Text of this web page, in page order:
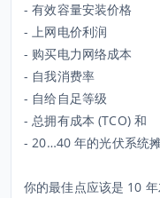
- 有效容量安装价格
- 上网电价利润
- 购买电力网络成本
- 自我消费率
- 自给自足等级
- 总拥有成本 (TCO) 和
- 20…40 年的光伏系统摊
你的最佳点应该是 10